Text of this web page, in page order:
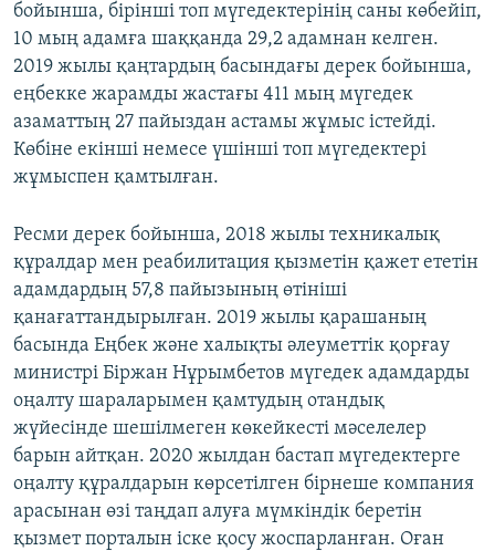
бойынша, бірінші топ мүгедектерінің саны көбейіп,
10 мың адамға шаққанда 29,2 адамнан келген.
2019 жылы қаңтардың басындағы дерек бойынша,
еңбекке жарамды жастағы 411 мың мүгедек
азаматтың 27 пайыздан астамы жұмыс істейді.
Көбіне екінші немесе үшінші топ мүгедектері
жұмыспен қамтылған.
Ресми дерек бойынша, 2018 жылы техникалық
құралдар мен реабилитация қызметін қажет ететін
адамдардың 57,8 пайызының өтініші
қанағаттандырылған. 2019 жылы қарашаның
басында Еңбек және халықты әлеуметтік қорғау
министрі Біржан Нұрымбетов мүгедек адамдарды
оңалту шараларымен қамтудың отандық
жүйесінде шешілмеген көкейкесті мәселелер
барын айтқан. 2020 жылдан бастап мүгедектерге
оңалту құралдарын көрсетілген бірнеше компания
арасынан өзі таңдап алуға мүмкіндік беретін
қызмет порталын іске қосу жоспарланған. Оған